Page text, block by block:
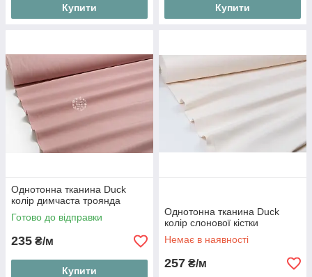
Купити Купити
Однотонна тканина Duck
колір димчаста троянда
Готово до відправки
235 ₴/м
Купити
Однотонна тканина Duck
колір слонової кістки
Немає в наявності
257 ₴/м